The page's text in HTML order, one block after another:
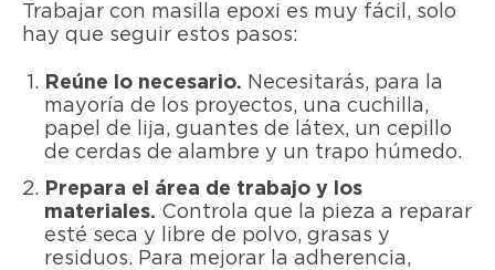
Trabajar con masilla epoxi es muy fácil, solo
hay que seguir estos pasos:
Reúne lo necesario. Necesitarás, para la
mayoría de los proyectos, una cuchilla,
papel de lija, guantes de látex, un cepillo
de cerdas de alambre y un trapo húmedo.
Prepara el área de trabajo y los
materiales. Controla que la pieza a reparar
esté seca y libre de polvo, grasas y
residuos. Para mejorar la adherencia,